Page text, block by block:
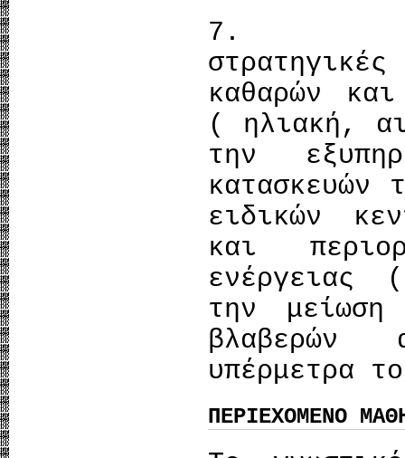
7.
καθαρών
( ηλιακή,
την
κατασκευών
ειδικών
και
ενέργειας
την
βλαβερών
υπέρμετρα
ΠΕΡΙΕΧΟΜΕΝΟ